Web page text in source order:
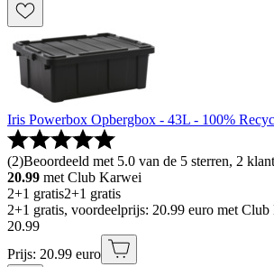
Iris Powerbox Opbergbox - 43L - 100%
(2)Beoordeeld met 5.0 van de 5 sterren, 2
20.99 met Club Karwei
2+1 gratis2+1 gratis
2+1 gratis, voordeelprijs: 20.99 euro met
20.99
Prijs: 20.99 euro